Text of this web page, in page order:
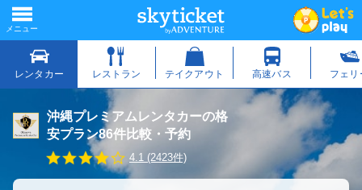
沖縄プレミアムレンタカーの格
安プラン86件比較・予約
4
.
1
4.1 (2423件)